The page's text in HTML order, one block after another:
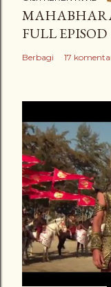
r
FULL EPISOD
Berbagi 17